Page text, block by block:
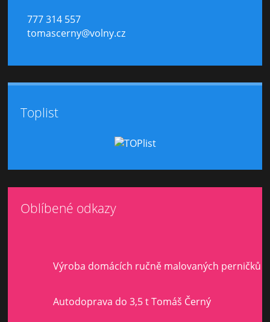
777 314 557
tomascerny@volny.cz
Toplist
Oblíbené odkazy
Výroba domácích ručně malovaných perničků
Autodoprava do 3,5 t Tomáš Černý